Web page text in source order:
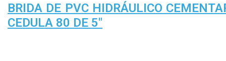
BRIDA DE PVC HIDRÁULICO
CEDULA 80 DE 5″